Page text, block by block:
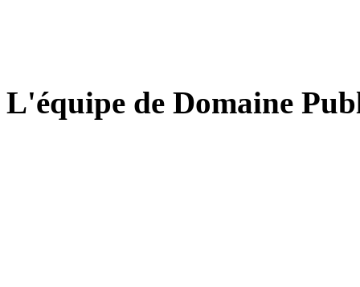
L'équipe de Domaine